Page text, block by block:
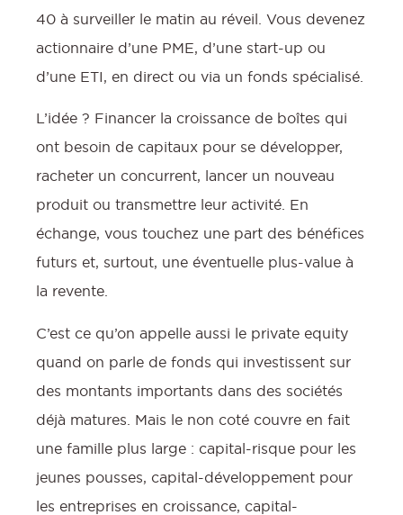
40 à surveiller le matin au réveil. Vous devenez
actionnaire d’une PME, d’une start-up ou
d’une ETI, en direct ou via un fonds spécialisé.
L’idée ? Financer la croissance de boîtes qui
ont besoin de capitaux pour se développer,
racheter un concurrent, lancer un nouveau
produit ou transmettre leur activité. En
échange, vous touchez une part des bénéfices
futurs et, surtout, une éventuelle plus-value à
la revente.
C’est ce qu’on appelle aussi le private equity
quand on parle de fonds qui investissent sur
des montants importants dans des sociétés
déjà matures. Mais le non coté couvre en fait
une famille plus large : capital-risque pour les
jeunes pousses, capital-développement pour
les entreprises en croissance, capital-